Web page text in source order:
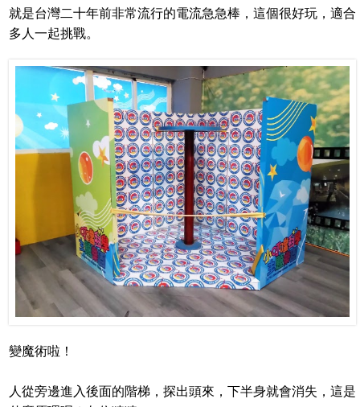
就是台灣二十年前非常流行的電流急急棒，這個很好玩，適合
多人一起挑戰。
變魔術啦！
人從旁邊進入後面的階梯，探出頭來，下半身就會消失，這是